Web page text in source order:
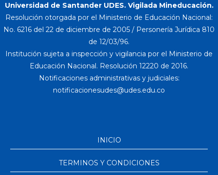
Universidad de Santander UDES. Vigilada Mineducación.
Resolución otorgada por el Ministerio de Educación Nacional:
No. 6216 del 22 de diciembre de 2005 / Personería Jurídica 810
de 12/03/96.
Institución sujeta a inspección y vigilancia por el Ministerio de
Educación Nacional. Resolución 12220 de 2016.
Notificaciones administrativas y judiciales:
INICIO
TERMINOS Y CONDICIONES